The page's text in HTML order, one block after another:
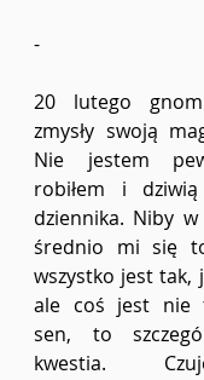
-
20 lutego
zmysły swoją
Nie jestem
robiłem i
dziennika. Niby
średnio mi się
wszystko jest tak,
ale coś jest nie
sen, to
kwestia.